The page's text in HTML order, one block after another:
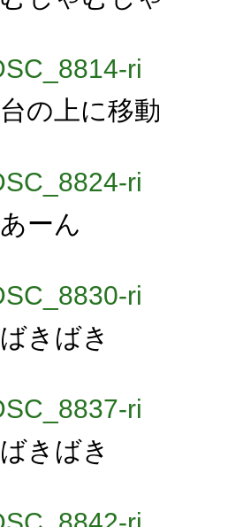
台の上に移動
あーん
ばきばき
ばきばき